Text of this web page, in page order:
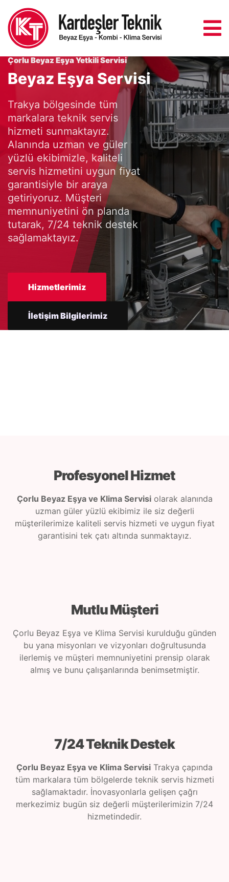
Çorlu Beyaz Eşya Yetkili Servisi
Beyaz Eşya Servisi
Trakya bölgesinde tüm
markalara teknik servis
hizmeti sunmaktayız.
Alanında uzman ve güler
yüzlü ekibimizle, kaliteli
servis hizmetini uygun fiyat
garantisiyle bir araya
getiriyoruz. Müşteri
memnuniyetini ön planda
tutarak, 7/24 teknik destek
sağlamaktayız.
Hizmetlerimiz
İletişim Bilgilerimiz
Profesyonel Hizmet
Çorlu Beyaz Eşya ve Klima Servisiolarak alanında
uzman güler yüzlü ekibimiz ile siz değerli
müşterilerimize kaliteli servis hizmeti ve uygun fiyat
garantisini tek çatı altında sunmaktayız.
Mutlu Müşteri
Çorlu Beyaz Eşya ve Klima Servisi kurulduğu günden
bu yana misyonları ve vizyonları doğrultusunda
ilerlemiş ve müşteri memnuniyetini prensip olarak
almış ve bunu çalışanlarında benimsetmiştir.
7/24 Teknik Destek
Çorlu Beyaz Eşya ve Klima Servisi Trakya çapında
tüm markalara tüm bölgelerde teknik servis hizmeti
sağlamaktadır. İnovasyonlarla gelişen çağrı
merkezimiz bugün siz değerli müşterilerimizin 7/24
hizmetindedir.